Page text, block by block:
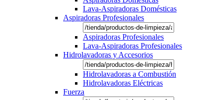
Lava-Aspiradoras Domésticas
Aspiradoras Profesionales
Aspiradoras Profesionales
Lava-Aspiradoras Profesionales
Hidrolavadoras y Accesorios
Hidrolavadoras a Combustión
Hidrolavadoras Eléctricas
Fuerza